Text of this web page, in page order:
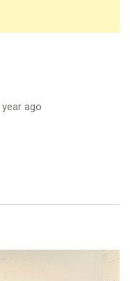
year ago